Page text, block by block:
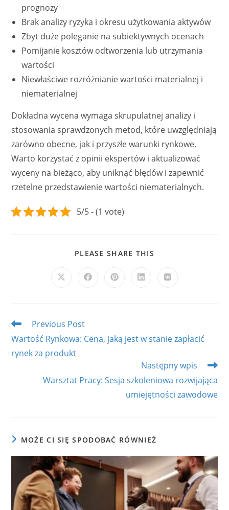
prognozy
Brak analizy ryzyka i okresu użytkowania aktywów
Zbyt duże poleganie na subiektywnych ocenach
Pomijanie kosztów odtworzenia lub utrzymania
wartości
Niewłaściwe rozróżnianie wartości materialnej i
niematerialnej
Dokładna wycena wymaga skrupulatnej analizy i
stosowania sprawdzonych metod, które uwzględniają
zarówno obecne, jak i przyszłe warunki rynkowe.
Warto korzystać z opinii ekspertów i aktualizować
wyceny na bieżąco, aby uniknąć błędów i zapewnić
rzetelne przedstawienie wartości niematerialnych.
5/5 - (1 vote)
PLEASE SHARE THIS
Opens
Opens Opens Opens Opens
Read
articles
Previous Post
Wartość Rynkowa: Cena, jaką jest w stanie zapłacić
rynek za produkt
Następny wpis
Warsztat Pracy: Sesja szkoleniowa rozwijająca
umiejętności zawodowe
MOŻE CI SIĘ SPODOBAĆ RÓWNIEŻ